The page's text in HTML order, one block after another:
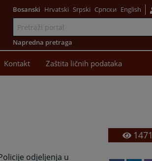
Bosanski Hrvatski Srpski Српски English
Napredna pretraga
Kontakt Zaštita ličnih podataka
odjeljenja u
1471